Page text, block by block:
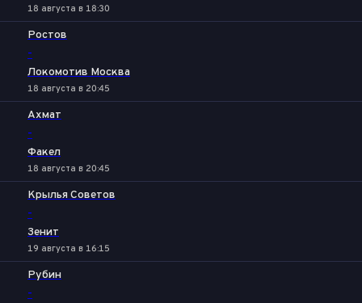
18 августа в 18:30
Ростов
-
Локомотив Москва
18 августа в 20:45
Ахмат
-
Факел
18 августа в 20:45
Крылья Советов
-
Зенит
19 августа в 16:15
Рубин
-